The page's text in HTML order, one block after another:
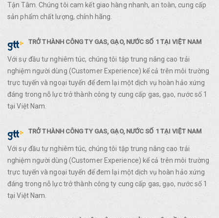
Tận Tâm. Chúng tôi cam kết giao hàng nhanh, an toàn, cung cấp
sản phẩm chất lượng, chính hãng.
TRỞ THÀNH CÔNG TY GAS, GẠO, NƯỚC SỐ 1 TẠI VIỆT NAM
Với sự đầu tư nghiêm túc, chúng tôi tập trung nâng cao trải
nghiệm người dùng (Customer Experience) kể cả trên môi trường
trực tuyến và ngoại tuyến để đem lại một dịch vụ hoàn hảo xứng
đáng trong nỗ lực trở thành công ty cung cấp gas, gạo, nước số 1
tại Việt Nam.
TRỞ THÀNH CÔNG TY GAS, GẠO, NƯỚC SỐ 1 TẠI VIỆT NAM
Với sự đầu tư nghiêm túc, chúng tôi tập trung nâng cao trải
nghiệm người dùng (Customer Experience) kể cả trên môi trường
trực tuyến và ngoại tuyến để đem lại một dịch vụ hoàn hảo xứng
đáng trong nỗ lực trở thành công ty cung cấp gas, gạo, nước số 1
tại Việt Nam.